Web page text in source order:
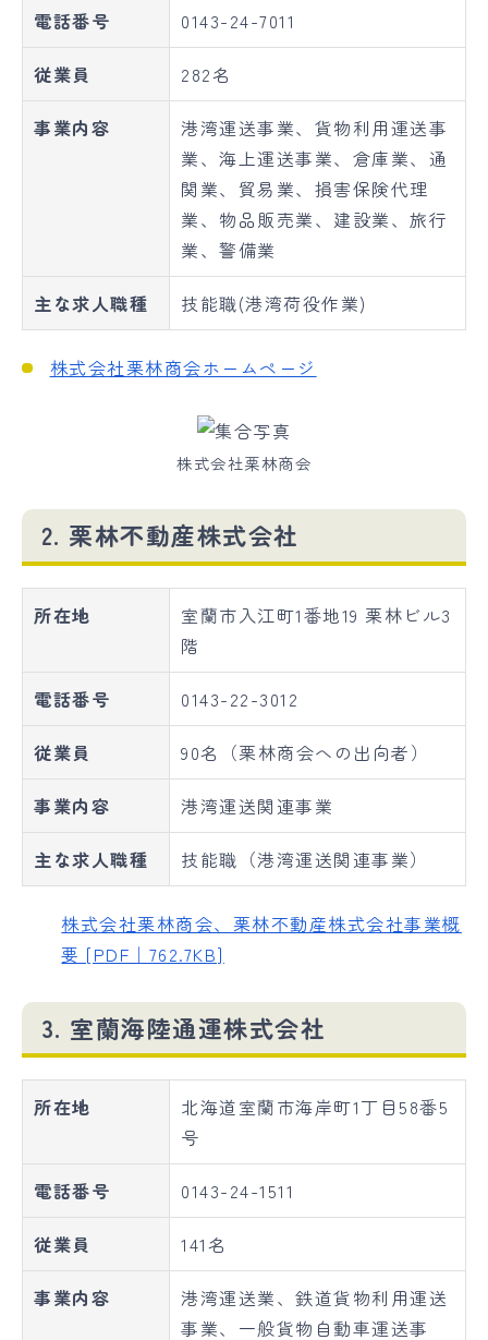
電話番号 0143-24-7011
従業員 282名
事業内容
港湾運送事業、貨物利用運送事
業、海上運送事業、倉庫業、通
関業、貿易業、損害保険代理
業、物品販売業、建設業、旅行
業、警備業
主な求人職種 技能職(港湾荷役作業)
株式会社栗林商会ホームページ
株式会社栗林商会
2. 栗林不動産株式会社
所在地
室蘭市入江町1番地19 栗林ビル3
階
電話番号 0143-22-3012
従業員 90名（栗林商会への出向者）
事業内容 港湾運送関連事業
主な求人職種 技能職（港湾運送関連事業）
株式会社栗林商会、栗林不動産株式会社事業概
要 [PDF｜762.7KB]
3. 室蘭海陸通運株式会社
所在地
北海道室蘭市海岸町1丁目58番5
号
電話番号 0143-24-1511
従業員 141名
事業内容
港湾運送業、鉄道貨物利用運送
事業、一般貨物自動車運送事